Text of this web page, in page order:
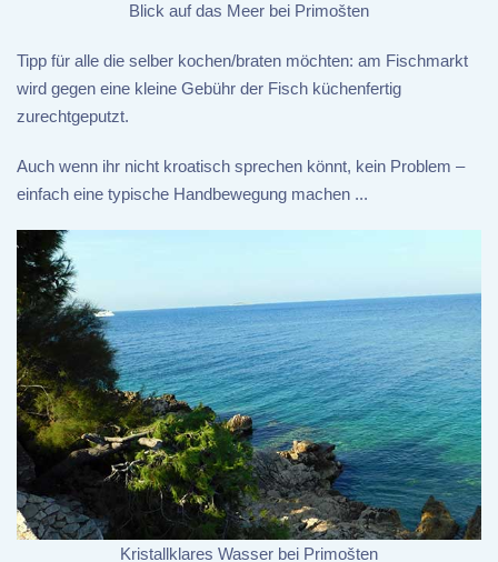
Blick auf das Meer bei Primošten
Tipp für alle die selber kochen/braten möchten: am Fischmarkt
wird gegen eine kleine Gebühr der Fisch küchenfertig
zurechtgeputzt.
Auch wenn ihr nicht kroatisch sprechen könnt, kein Problem –
einfach eine typische Handbewegung machen ...
Kristallklares Wasser bei Primošten